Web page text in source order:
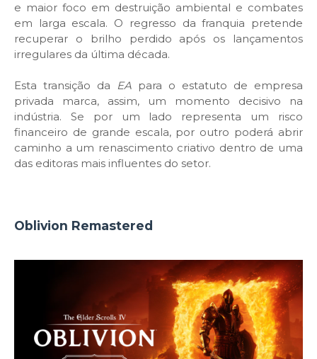
e maior foco em destruição ambiental e combates
em larga escala. O regresso da franquia pretende
recuperar o brilho perdido após os lançamentos
irregulares da última década.
Esta transição da EA para o estatuto de empresa
privada marca, assim, um momento decisivo na
indústria. Se por um lado representa um risco
financeiro de grande escala, por outro poderá abrir
caminho a um renascimento criativo dentro de uma
das editoras mais influentes do setor.
Oblivion Remastered